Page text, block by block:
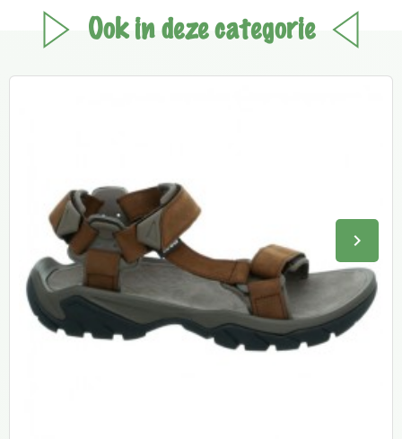
Ook in deze categorie
keyboard_arrow_right